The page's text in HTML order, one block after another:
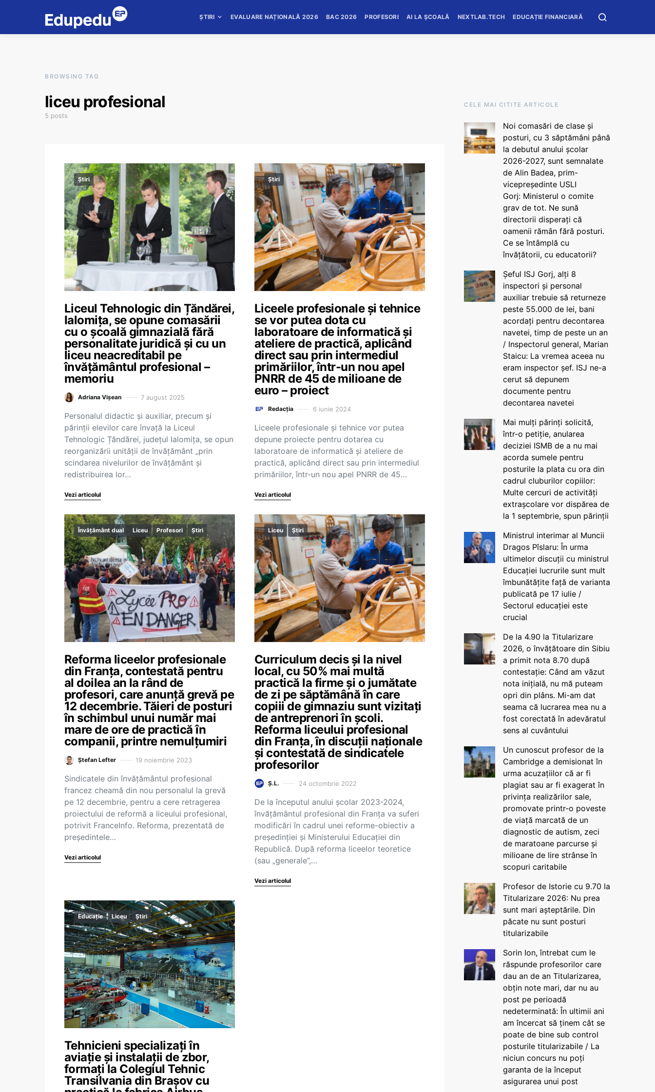
ȘTIRI EVALUARE NAȚIONALĂ 2026 BAC 2026 PROFESORI AI LA ȘCOALĂ NEXTLAB.TECH EDUCAȚIE FINANCIARĂ
BROWSING TAG
liceu profesional
5 posts
Știri
Liceul Tehnologic din Țăndărei,
Ialomița, se opune comasării
cu o școală gimnazială fără
personalitate juridică și cu un
liceu neacreditabil pe
învățământul profesional –
memoriu
Adriana Vișean 7 august 2025
Personalul didactic și auxiliar, precum și
părinții elevilor care învață la Liceul
Tehnologic Țăndărei, județul Ialomița, se opun
reorganizării unității de învățământ „prin
scindarea nivelurilor de învățământ și
redistribuirea lor…
Vezi articolul
Știri
Liceele profesionale și tehnice
se vor putea dota cu
laboratoare de informatică și
ateliere de practică, aplicând
direct sau prin intermediul
primăriilor, într-un nou apel
PNRR de 45 de milioane de
euro – proiect
Redacția 6 iunie 2024
Liceele profesionale și tehnice vor putea
depune proiecte pentru dotarea cu
laboratoare de informatică și ateliere de
practică, aplicând direct sau prin intermediul
primăriilor, într-un nou apel PNRR de 45…
Vezi articolul
Învățământ dual Liceu Profesori Știri
Reforma liceelor profesionale
din Franța, contestată pentru
al doilea an la rând de
profesori, care anunță grevă pe
12 decembrie. Tăieri de posturi
în schimbul unui număr mai
mare de ore de practică în
companii, printre nemulțumiri
Ștefan Lefter 19 noiembrie 2023
Sindicatele din învățământul profesional
francez cheamă din nou personalul la grevă
pe 12 decembrie, pentru a cere retragerea
proiectului de reformă a liceului profesional,
potrivit FranceInfo. Reforma, prezentată de
președintele…
Vezi articolul
Liceu Știri
Curriculum decis și la nivel
local, cu 50% mai multă
practică la firme și o jumătate
de zi pe săptămână în care
copiii de gimnaziu sunt vizitați
de antreprenori în școli.
Reforma liceului profesional
din Franța, în discuții naționale
și contestată de sindicatele
profesorilor
Ș.L. 24 octombrie 2022
De la începutul anului școlar 2023-2024,
învățământul profesional din Franța va suferi
modificări în cadrul unei reforme-obiectiv a
președinției și Ministerului Educației din
Republică. După reforma liceelor teoretice
(sau „generale”,…
Vezi articolul
Educație Liceu Știri
Tehnicieni specializați în
aviație și instalații de zbor,
formați la Colegiul Tehnic
Transilvania din Brașov cu
CELE MAI CITITE ARTICOLE
Noi comasări de clase și
posturi, cu 3 săptămâni până
la debutul anului școlar
2026-2027, sunt semnalate
de Alin Badea, prim-
vicepreședinte USLI
Gorj: Ministerul o comite
grav de tot. Ne sună
directorii disperați că
oamenii rămân fără posturi.
Ce se întâmplă cu
învățătorii, cu educatorii?
Șeful ISJ Gorj, alți 8
inspectori și personal
auxiliar trebuie să returneze
peste 55.000 de lei, bani
acordați pentru decontarea
navetei, timp de peste un an
/ Inspectorul general, Marian
Staicu: La vremea aceea nu
eram inspector șef. ISJ ne-a
cerut să depunem
documente pentru
decontarea navetei
Mai mulți părinți solicită,
într-o petiție, anularea
deciziei ISMB de a nu mai
acorda sumele pentru
posturile la plata cu ora din
cadrul cluburilor copiilor:
Multe cercuri de activități
extrașcolare vor dispărea de
la 1 septembrie, spun părinții
Ministrul interimar al Muncii
Dragos Pîslaru: În urma
ultimelor discuții cu ministrul
Educației lucrurile sunt mult
îmbunătățite față de varianta
publicată pe 17 iulie /
Sectorul educației este
crucial
De la 4.90 la Titularizare
2026, o învățătoare din Sibiu
a primit nota 8.70 după
contestație: Când am văzut
nota inițială, nu mă puteam
opri din plâns. Mi-am dat
seama că lucrarea mea nu a
fost corectată în adevăratul
sens al cuvântului
Un cunoscut profesor de la
Cambridge a demisionat în
urma acuzațiilor că ar fi
plagiat sau ar fi exagerat în
privința realizărilor sale,
promovate printr-o poveste
de viață marcată de un
diagnostic de autism, zeci
de maratoane parcurse și
milioane de lire strânse în
scopuri caritabile
Profesor de Istorie cu 9.70 la
Titularizare 2026: Nu prea
sunt mari așteptările. Din
păcate nu sunt posturi
titularizabile
Sorin Ion, întrebat cum le
răspunde profesorilor care
dau an de an Titularizarea,
obțin note mari, dar nu au
post pe perioadă
nedeterminată: În ultimii ani
am încercat să ținem cât se
poate de bine sub control
posturile titularizabile / La
niciun concurs nu poți
garanta de la început
asigurarea unui post